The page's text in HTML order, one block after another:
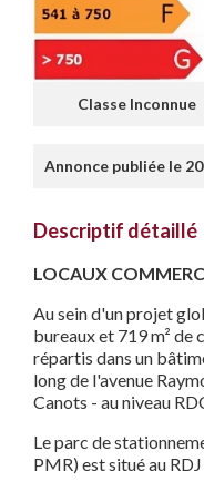
Classe Inconnue
Annonce publiée le
Descriptif détaillé
LOCAUX
Au sein d'un projet
bureaux et 719 m² de
répartis dans un
long de l'avenue
Canots - au niveau
Le parc de
PMR) est situé au